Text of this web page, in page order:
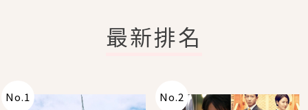
最新排名
No.1 No.2